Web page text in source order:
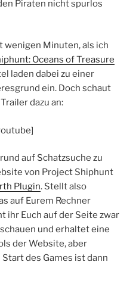
Piraten nicht spurlos
Minuten, als ich
Oceans of Treasure
laden dabei zu einer
ein. Doch schaut
dazu an:
auf Schatzsuche zu
von Project Shiphunt
Plugin. Stellt also
auf Eurem Rechner
ihr Euch auf der Seite zwar
und erhaltet eine
der Website, aber
des Games ist dann